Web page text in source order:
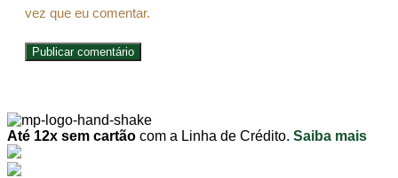
vez que eu comentar.
Até 12x sem cartão com a Linha de Crédito. Saiba mais